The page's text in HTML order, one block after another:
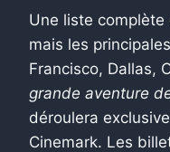
Une liste
mais les
Francisco, Dallas,
grande aventure
déroulera
Cinemark. Les